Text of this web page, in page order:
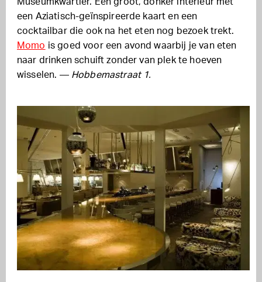
een Aziatisch-geïnspireerde kaart en een
cocktailbar die ook na het eten nog bezoek trekt.
Momo is goed voor een avond waarbij je van eten
naar drinken schuift zonder van plek te hoeven
wisselen. — Hobbemastraat 1.